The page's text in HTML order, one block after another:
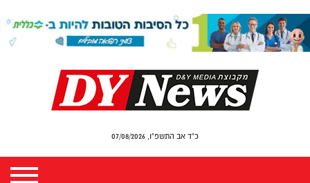
כ"ד אב התשפ"ו, 07/08/2026